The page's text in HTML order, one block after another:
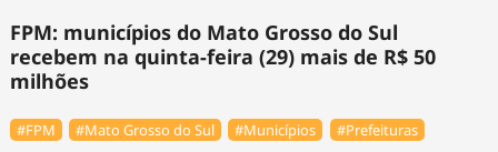
FPM: municípios do Mato Grosso do Sul
recebem na quinta-feira (29) mais de R$ 50
milhões
#FPM #Mato Grosso do Sul #Municípios #Prefeituras